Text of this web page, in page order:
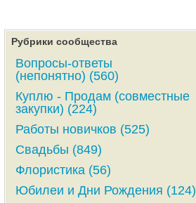
Рубрики сообщества
Вопросы-ответы
(непонятно) (560)
Куплю - Продам (совместные
закупки) (224)
Работы новичков (525)
Свадьбы (849)
Флористика (56)
Юбилеи и Дни Рождения (124)